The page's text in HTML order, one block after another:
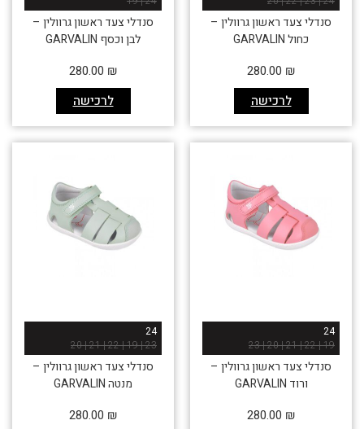
סנדלי צעד ראשון גרוולין –
כחול GARVALIN
לרכישה
280.00 ₪
סנדלי צעד ראשון גרוולין –
לבן וכסף GARVALIN
לרכישה
280.00 ₪
24
19 | 22 | 21 | 20 | 23
סנדלי צעד ראשון גרוולין –
ורוד GARVALIN
280.00 ₪
24
23 | 19 | 22 | 21 | 20
סנדלי צעד ראשון גרוולין –
מנטה GARVALIN
280.00 ₪